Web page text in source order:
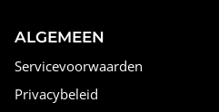
ALGEMEEN
Servicevoorwaarden
Privacybeleid